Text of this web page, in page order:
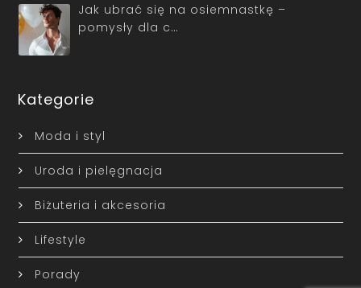
Jak ubrać się na osiemnastkę –
pomysły dla c…
Kategorie
Moda i styl
Uroda i pielęgnacja
Biżuteria i akcesoria
Lifestyle
Porady